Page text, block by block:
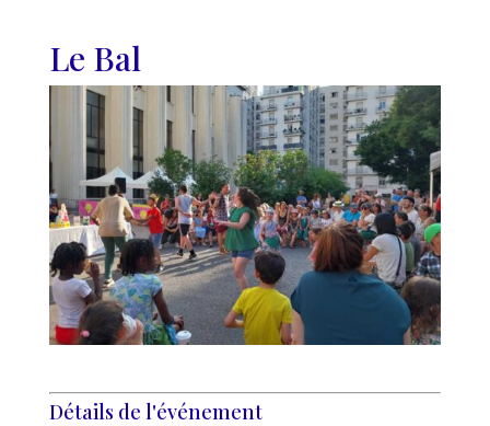
Le Bal
Détails de l'événement